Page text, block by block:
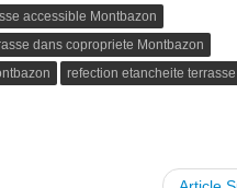
accessible Montbazon
dans copropriete Montbazon
refection etancheite